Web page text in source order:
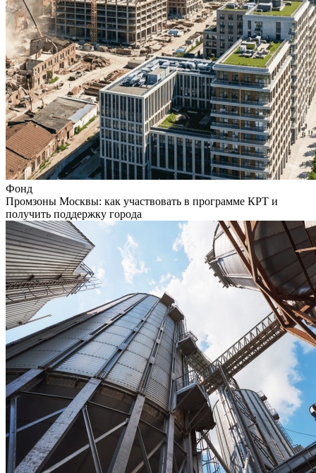
Фонд
Промзоны Москвы: как участвовать в программе КРТ и
получить поддержку города